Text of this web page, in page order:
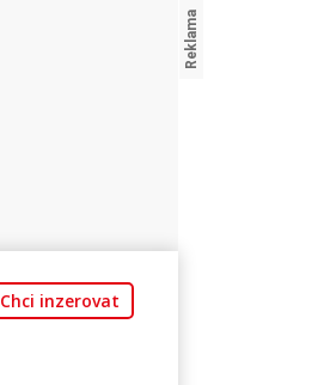
Chci inzerovat